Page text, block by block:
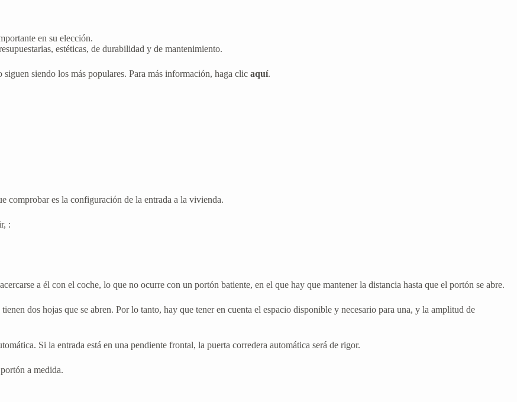
en su elección.
estéticas, de durabilidad y de mantenimiento.
siendo los más populares. Para más información, haga clic aquí.
comprobar es la configuración de la entrada a la vivienda.
:
a él con el coche, lo que no ocurre con un portón batiente, en el que hay que mantener la distancia hasta que el portón se abre.
dos hojas que se abren. Por lo tanto, hay que tener en cuenta el espacio disponible y necesario para una, y la amplitud de
Si la entrada está en una pendiente frontal, la puerta corredera automática será de rigor.
a medida.